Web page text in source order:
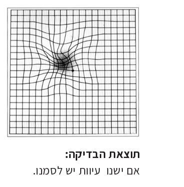
תוצאת הבדיקה:
אם ישנו עיוות יש לסמנו.